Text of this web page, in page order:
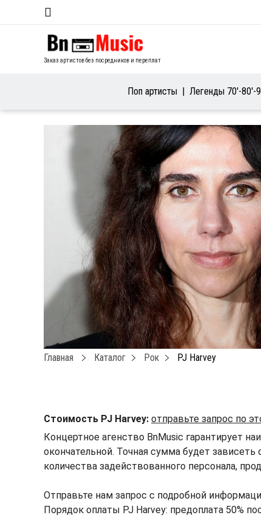
Заказ артистов без посредников и переплат
Поп артисты Легенды 70′-80′-
Главная Каталог Рок PJ Harvey
Стоимость PJ Harvey: отправьте запрос по
Концертное агенство BnMusic гарантирует
окончательной. Точная сумма будет
количества задействованного персонала,
Отправьте нам запрос с подробной
Порядок оплаты PJ Harvey: предоплата 50%